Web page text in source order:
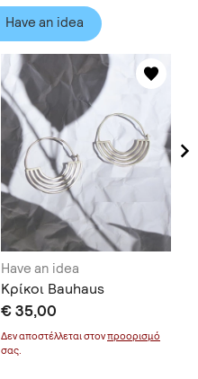
Have an idea
Have an idea
Κρίκοι Bauhaus
€ 35,00
Δεν αποστέλλεται στονπροορισμό
σας.